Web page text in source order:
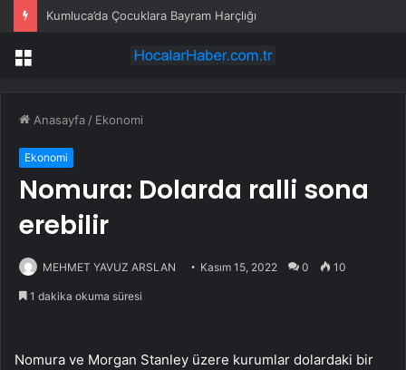
Kumluca’da Çocuklara Bayram Harçlığı
Menü
Anasayfa / Ekonomi
Ekonomi
Nomura: Dolarda ralli sona
erebilir
MEHMET YAVUZ ARSLAN Kasım 15, 2022 0 10
1 dakika okuma süresi
Nomura ve Morgan Stanley üzere kurumlar dolardaki bir